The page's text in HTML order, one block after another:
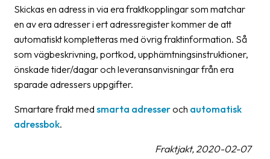
Kontakta
oss
Villkor
Allmänna
villkor
Integritet
Skickas en adress in via era fraktkopplingar som matchar
en av era adresser i ert adressregister kommer de att
automatiskt kompletteras med övrig fraktinformation. Så
som vägbeskrivning, portkod, upphämtningsinstruktioner,
önskade tider/dagar och leveransanvisningar från era
sparade adressers uppgifter.
Smartare frakt med smarta adresseroch automatisk
adressbok.
Fraktjakt, 2020-02-07